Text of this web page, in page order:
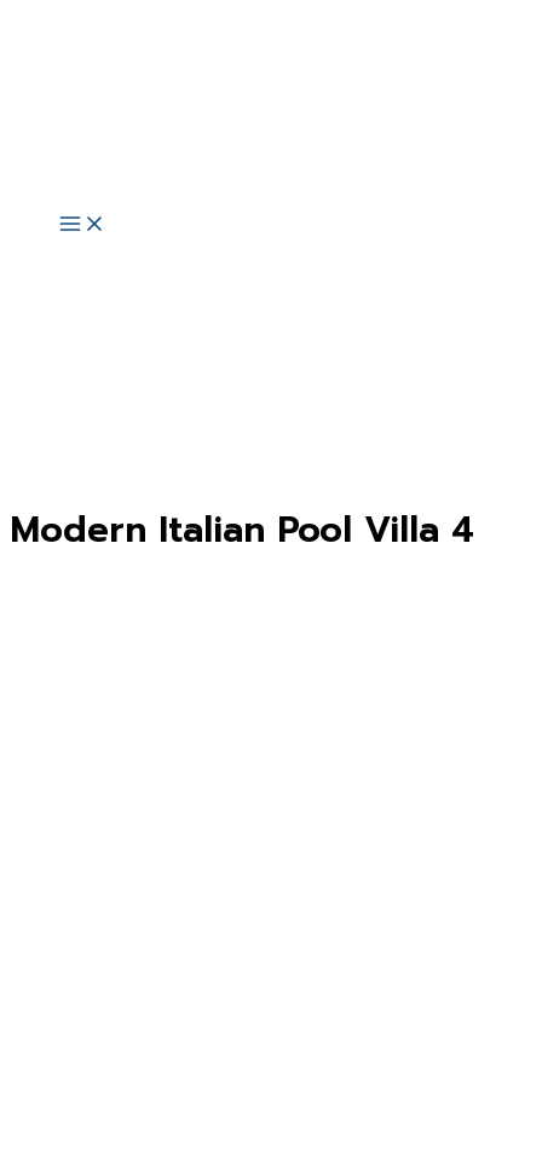
Main
Menu
Modern Italian Pool Villa 4